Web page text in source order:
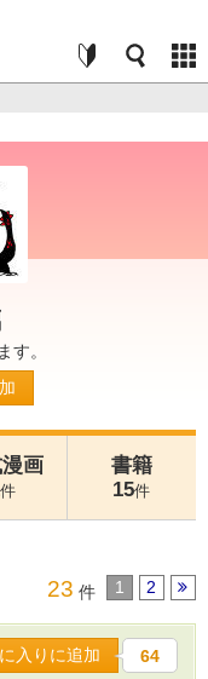
す。
画
件
書籍
15件
23 件 1 2
入りに追加 64